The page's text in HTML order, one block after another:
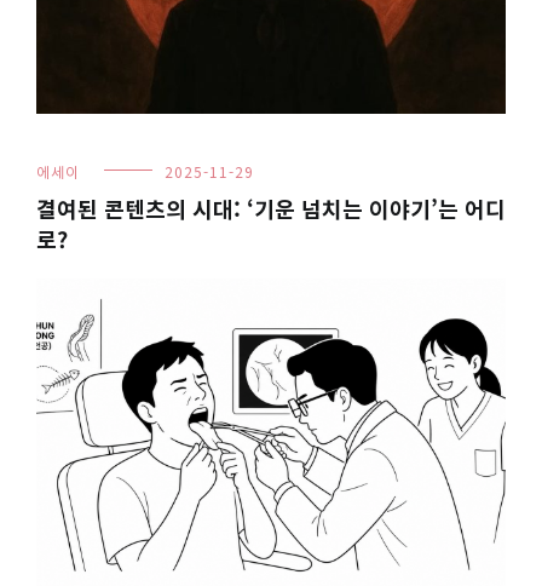
에세이 2025-11-29
결여된 콘텐츠의 시대: ‘기운 넘치는 이야기’는 어디
로?